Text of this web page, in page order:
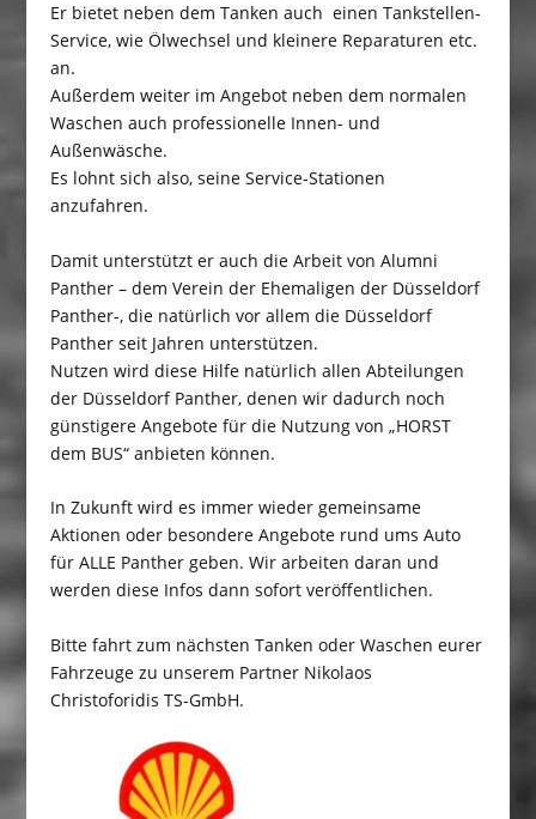
Er bietet neben dem Tanken auch einen Tankstellen-
Service, wie Ölwechsel und kleinere Reparaturen etc.
an.
Außerdem weiter im Angebot neben dem normalen
Waschen auch professionelle Innen- und
Außenwäsche.
Es lohnt sich also, seine Service-Stationen
anzufahren.
Damit unterstützt er auch die Arbeit von Alumni
Panther – dem Verein der Ehemaligen der Düsseldorf
Panther-, die natürlich vor allem die Düsseldorf
Panther seit Jahren unterstützen.
Nutzen wird diese Hilfe natürlich allen Abteilungen
der Düsseldorf Panther, denen wir dadurch noch
günstigere Angebote für die Nutzung von „HORST
dem BUS“ anbieten können.
In Zukunft wird es immer wieder gemeinsame
Aktionen oder besondere Angebote rund ums Auto
für ALLE Panther geben. Wir arbeiten daran und
werden diese Infos dann sofort veröffentlichen.
Bitte fahrt zum nächsten Tanken oder Waschen eurer
Fahrzeuge zu unserem Partner Nikolaos
Christoforidis TS-GmbH.